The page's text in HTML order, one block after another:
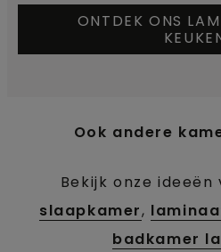
ONTDEK ONS
Ook andere
Bekijk onze ideeën
slaapkamer,
badkamer